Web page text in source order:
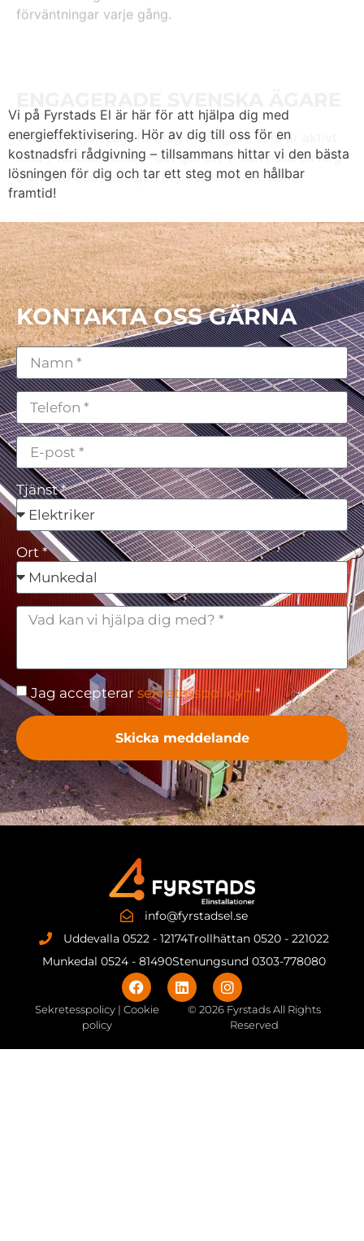
Vi är ett svenskägt företag med ägare som är aktivt
Vi på Fyrstads El är här för att hjälpa dig med
energieffektivisering. Hör av dig till oss för en
kostnadsfri rådgivning – tillsammans hittar vi den bästa
lösningen för dig och tar ett steg mot en hållbar
framtid!
KONTAKTA OSS GÄRNA
Tjänst *
Ort *
Jag accepterar sekretesspolicyn*
Skicka meddelande
info@fyrstadsel.se
Uddevalla 0522 - 12174Trollhättan 0520 - 221022
Munkedal 0524 - 81490Stenungsund 0303-778080
Sekretesspolicy | Cookie
policy
© 2026 Fyrstads All Rights
Reserved